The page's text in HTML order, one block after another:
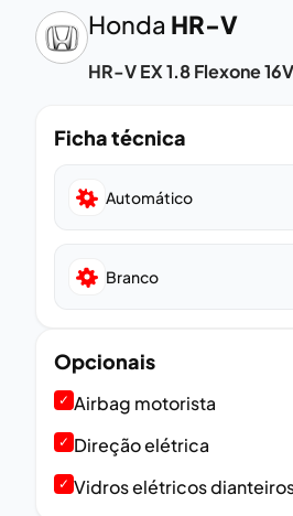
Honda HR-V
HR-V EX 1.8 Flexone
Ficha técnica
Automático
Branco
Opcionais
✓ Airbag motorista
✓ Direção elétrica
✓ Vidros elétricos